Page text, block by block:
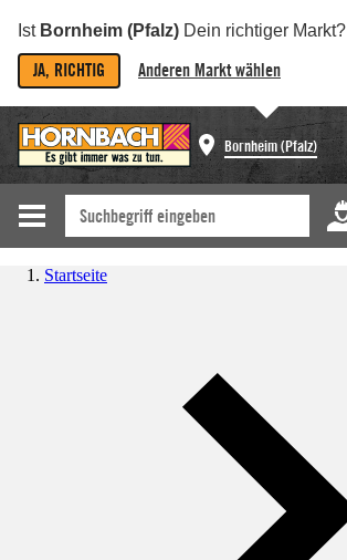
Ist Bornheim (Pfalz) Dein richtiger Markt?
JA, RICHTIG Anderen Markt wählen
Bornheim (Pfalz)
Startseite